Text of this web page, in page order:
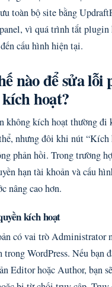
toàn bộ site bằng
vì quá trình tắt plugin
cấu hình hiện tại.
nào để sửa lỗi
hoạt?
không kích hoạt thường đi
nhưng đôi khi nút “Kích
phản hồi. Trong trường
hạn tài khoản và cấu
nâng cao hơn.
kích hoạt
có vai trò Administrator
WordPress. Nếu bạn
Editor hoặc Author, bạn